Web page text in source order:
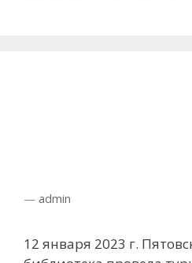
— admin
12 января 2023 г.